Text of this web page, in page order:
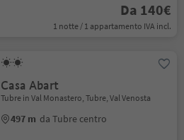
Da 140€
1 notte / 1 appartamento IVA incl.
Casa Abart
Tubre in Val Monastero, Tubre, Val Venosta
497 m da Tubre centro